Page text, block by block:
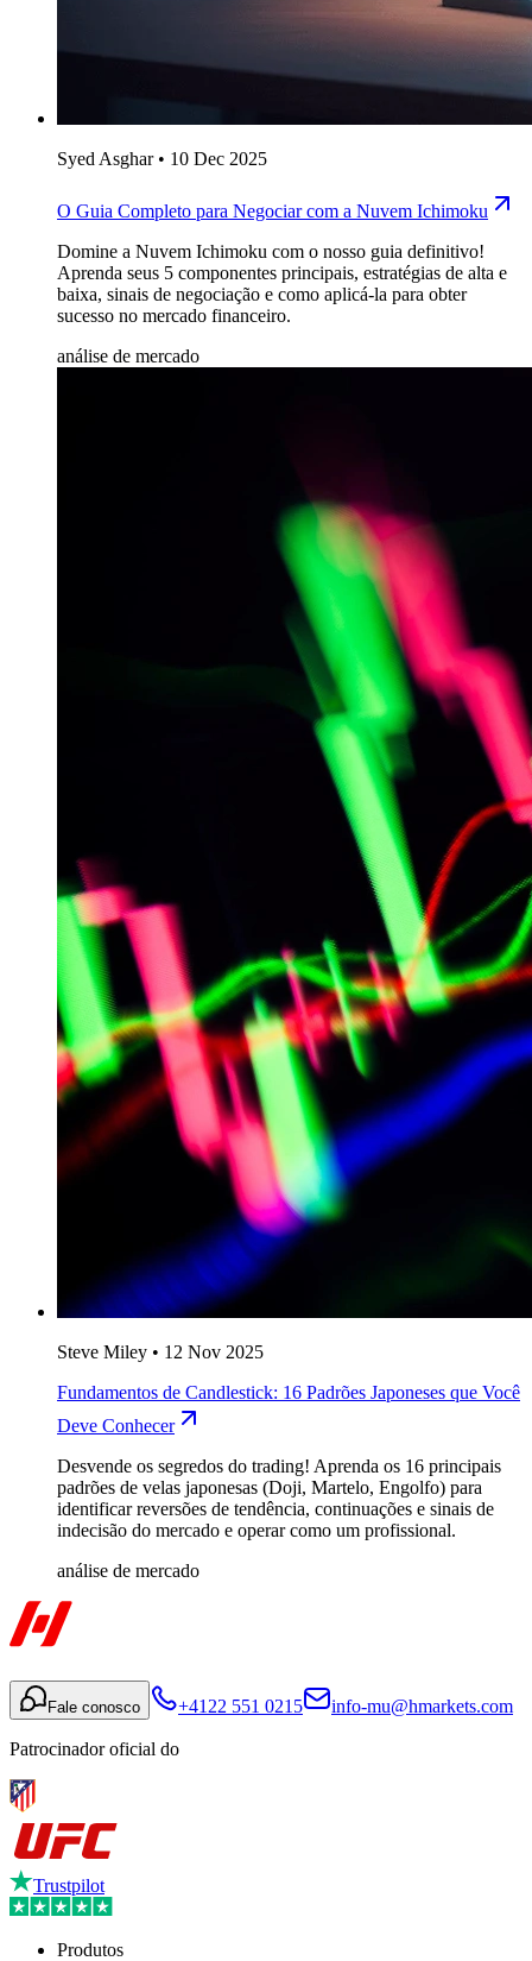
Syed Asghar• 10 Dec 2025
O Guia Completo para Negociar com a Nuvem Ichimoku
Domine a Nuvem Ichimoku com o nosso guia definitivo!
Aprenda seus 5 componentes principais, estratégias de alta e
baixa, sinais de negociação e como aplicá-la para obter
sucesso no mercado financeiro.
análise de mercado
Steve Miley • 12 Nov 2025
Fundamentos de Candlestick: 16 Padrões Japoneses que Você
Deve Conhecer
Desvende os segredos do trading! Aprenda os 16 principais
padrões de velas japonesas (Doji, Martelo, Engolfo) para
identificar reversões de tendência, continuações e sinais de
indecisão do mercado e operar como um profissional.
análise de mercado
Fale conosco +4122 551 0215 info-mu@hmarkets.com
Patrocinador oficial do
Trustpilot
Produtos